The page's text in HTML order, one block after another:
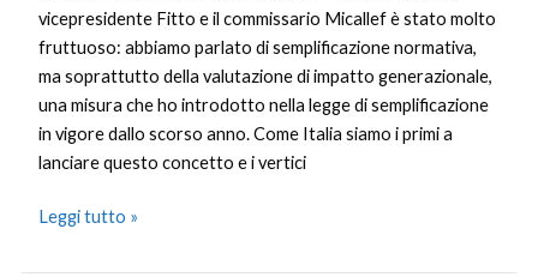
vicepresidente Fitto e il commissario Micallef è stato molto
fruttuoso: abbiamo parlato di semplificazione normativa,
ma soprattutto della valutazione di impatto generazionale,
una misura che ho introdotto nella legge di semplificazione
in vigore dallo scorso anno. Come Italia siamo i primi a
lanciare questo concetto e i vertici
Leggi tutto »